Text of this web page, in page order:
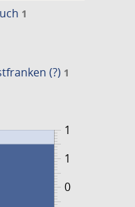
1
(?) 1
1
0
1